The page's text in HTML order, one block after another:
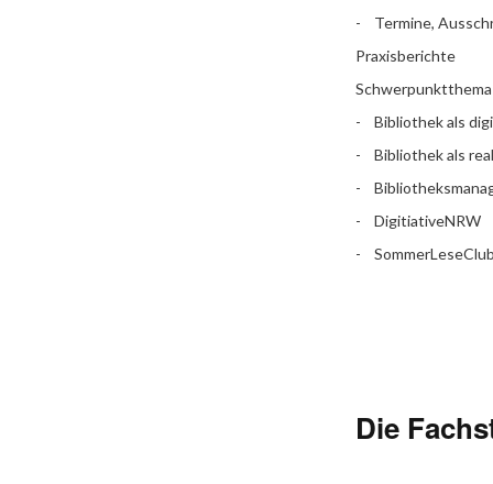
Termine,
Praxisberichte
Schwerpunktthema
Bibliothek als
Bibliothek als
DigitiativeNRW
SommerLeseClub
Die